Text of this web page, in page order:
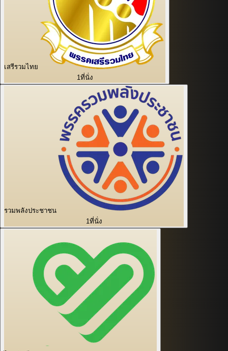
เสรีรวมไทย
1ที่นั่ง
รวมพลังประชาชน
1ที่นั่ง